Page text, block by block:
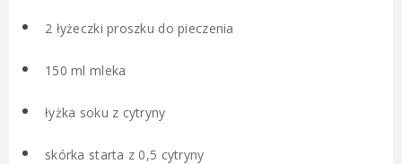
2 łyżeczki proszku do pieczenia
150 ml mleka
łyżka soku z cytryny
skórka starta z 0,5 cytryny